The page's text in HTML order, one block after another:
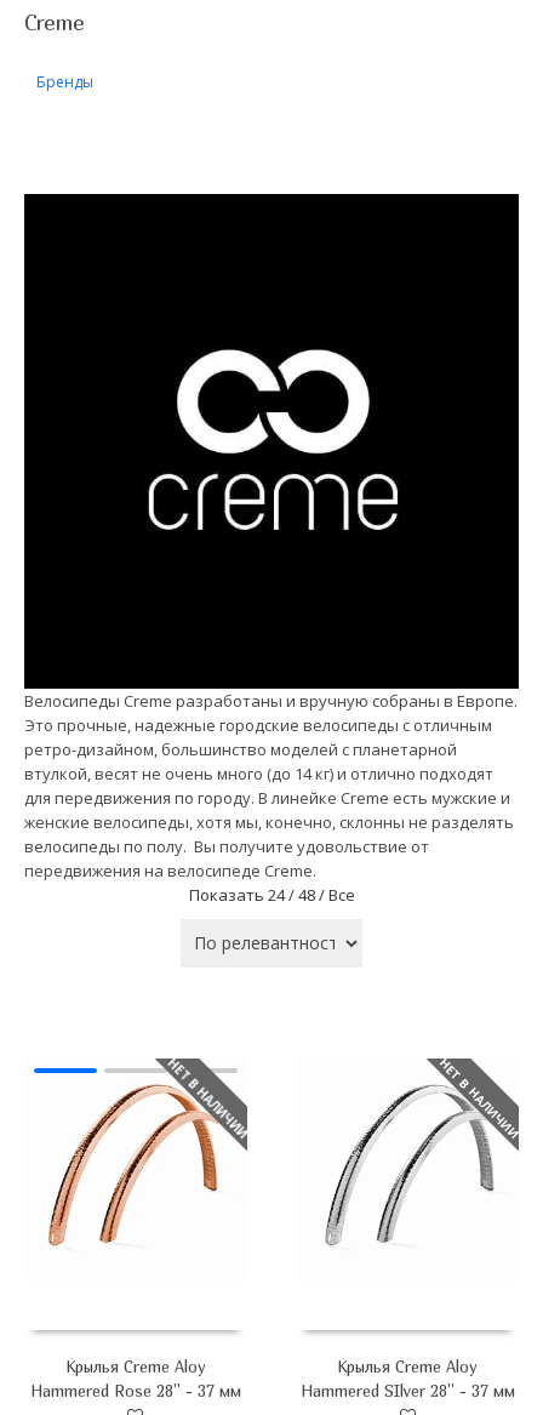
Creme
Бренды
Велосипеды Creme разработаны и вручную собраны в Европе.
Это прочные, надежные городские велосипеды с отличным
ретро-дизайном, большинство моделей с планетарной
втулкой, весят не очень много (до 14 кг) и отлично подходят
для передвижения по городу. В линейке Creme есть мужские и
женские велосипеды, хотя мы, конечно, склонны не разделять
велосипеды по полу. Вы получите удовольствие от
передвижения на велосипеде Creme.
Показать 24 /48 /Все
НЕТ В НАЛИЧИИ
Крылья Creme Aloy
Hammered Rose 28'' - 37 мм
НЕТ В НАЛИЧИИ
Крылья Creme Aloy
Hammered SIlver 28'' - 37 мм